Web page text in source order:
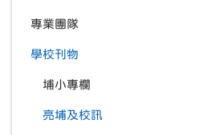
專業團隊
學校刊物
埔小專欄
亮埔及校訊